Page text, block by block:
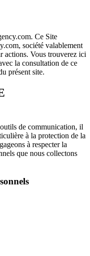
Ce Site
société valablement
actions. Vous trouverez ici
la consultation de ce
présent site.
de communication, il
à la protection de la
à respecter la
que nous collectons